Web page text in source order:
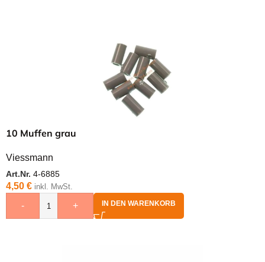
10 Muffen grau
Viessmann
Art.Nr. 4-6885
4,50 € inkl. MwSt.
- + IN DEN WARENKORB